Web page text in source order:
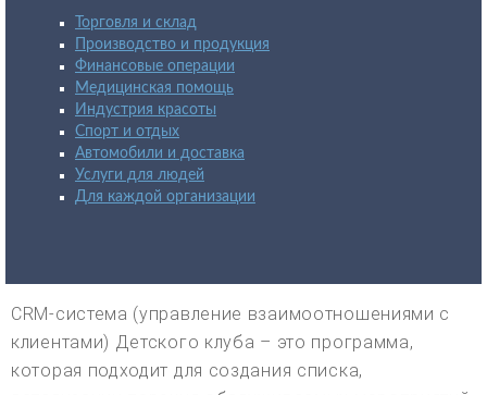
Торговля и склад
Производство и продукция
Финансовые операции
Медицинская помощь
Индустрия красоты
Спорт и отдых
Автомобили и доставка
Услуги для людей
Для каждой организации
CRM-система (управление взаимоотношениями с
клиентами) Детского клуба – это программа,
которая подходит для создания списка,